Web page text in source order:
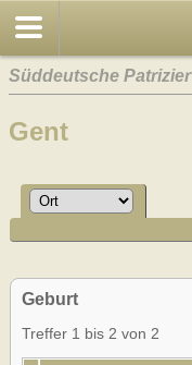
Süddeutsche Patrizier
Gent
Geburt
Treffer 1 bis 2 von 2